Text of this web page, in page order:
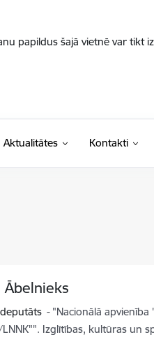
papildus šajā vietnē var tikt
Aktualitātes Kontakti
Ābelnieks
"Nacionālā apvienība
Izglītības, kultūras un